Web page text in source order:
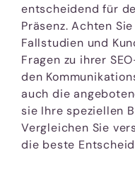
entscheidend für
Präsenz. Achten
Fallstudien und
Fragen zu ihrer
den
auch die
sie Ihre speziellen
Vergleichen Sie
die beste